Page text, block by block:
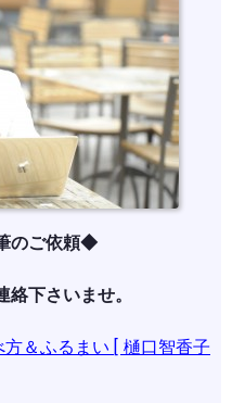
のご依頼◆
絡下さいませ。
＆ふるまい [ 樋口智香子